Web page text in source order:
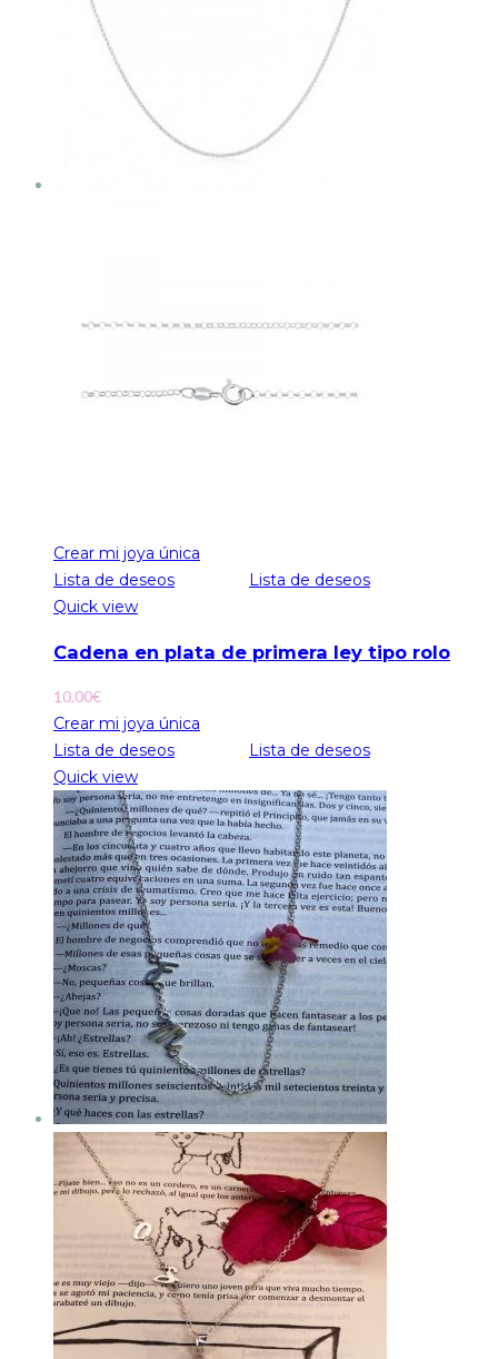
Crear mi joya única
Lista de deseos
Lista de deseos
Quick view
Cadena en plata de primera ley tipo rolo
10.00€
Crear mi joya única
Lista de deseos
Lista de deseos
Quick view